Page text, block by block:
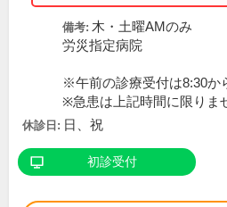
備考: 木・土曜AMのみ
労災指定病院
※午前の診療受付は8:30か
※急患は上記時間に限りま
休診日: 日、祝
初診受付